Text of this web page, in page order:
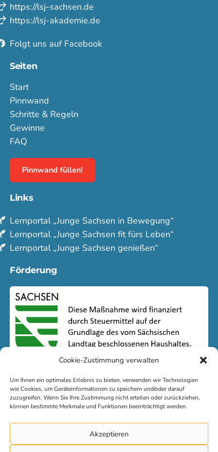
Cookie-Zustimmung verwalten
Um Ihnen ein optimales Erlebnis zu bieten, verwenden wir Technologien
wie Cookies, um Geräteinformationen zu speichern und/oder darauf
zuzugreifen. Wenn Sie Ihre Zustimmung nicht erteilen oder zurückziehen,
können bestimmte Merkmale und Funktionen beeinträchtigt werden.
Akzeptieren
https://lsj-sachsen.de
https://lsj-akademie.de
Folgt uns auf Facebook
Seiten
Start
Pinnwand
Schritte & Regeln
Gewinne
FAQ
Pinnwand füllen!
Links
Lern­portal „Junge Sachsen in Bewegung“
Lern­portal „Junge Sachsen fit fürs Leben“
Lern­portal „Junge Sachsen genießen“
Förderung
Kontakt
Impressum